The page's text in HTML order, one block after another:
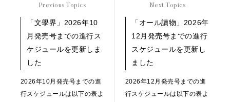
Previous Topics
「文學界」2026年10
月発売号までの進行ス
ケジュールを更新しま
した
2026年10月発売号までの進
行スケジュールは以下の表よ
Next Topics
「オール讀物」2026年
12月発売号までの進行
スケジュールを更新し
ました
2026年12月発売号までの進
行スケジュールは以下の表よ